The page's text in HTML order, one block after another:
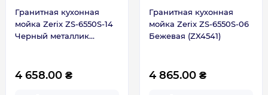
Гранитная кухонная
мойка Zerix ZS-6550S-14
Черный металлик
4 658.00 ₴
Гранитная кухонная
мойка Zerix ZS-6550S-06
Бежевая (ZX4541)
4 865.00 ₴